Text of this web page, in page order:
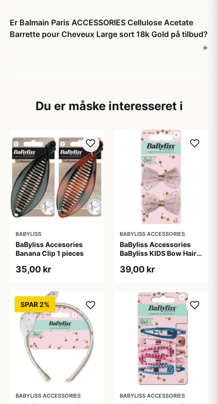
Er Balmain Paris ACCESSORIES Cellulose Acetate
Barrette pour Cheveux Large sort 18k Gold på tilbud?
Du er måske interesseret i
BABYLISS
BaByliss Accesories
Banana Clip 1 pieces
35,00 kr
BABYLISS ACCESSORIES
BaByliss Accessories
BaByliss KIDS Bow Hair
39,00 kr
SPAR 2%
BABYLISS ACCESSORIES BABYLISS ACCESSORIES